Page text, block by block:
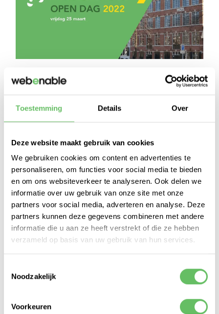
Toestemming Details Over
Deze website maakt gebruik van cookies
We gebruiken cookies om content en advertenties te
personaliseren, om functies voor social media te bieden
en om ons websiteverkeer te analyseren. Ook delen we
informatie over uw gebruik van onze site met onze
partners voor social media, adverteren en analyse. Deze
partners kunnen deze gegevens combineren met andere
informatie die u aan ze heeft verstrekt of die ze hebben
verzameld op basis van uw gebruik van hun services.
Noodzakelijk
Voorkeuren
Op vrijdag 25 maart aanstaande openen we
onze deuren voor de Webenable Open Dag. Een
dag voor iedereen die wel eens wil weten wat
wij hier doen, hoe we het doen, welke games we
stadsgenoten en andere geïnteresseerden, zijn
vanaf 13:00 uur van harte welkom op onze fijne
locatie aan Bierkade 4A in het centrum van
Hoorn.
Programma
Op vrijdagmiddag om 13:00 uur openen we onze
gameroom is de hele middag open en vanaf
16:00 uur ook onze bar.
Je bent van harte welkom op de Webenable